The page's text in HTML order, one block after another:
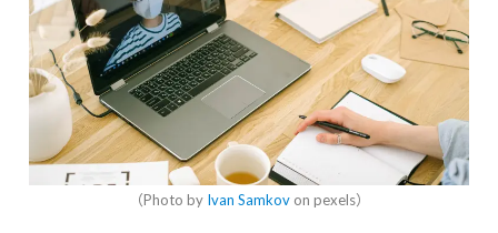
（Photo by Ivan Samkov on pexels）